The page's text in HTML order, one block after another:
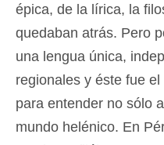
épica, de la lírica, la
quedaban atrás. Pero
una lengua única,
regionales y éste fue
para entender no sólo
mundo helénico. En